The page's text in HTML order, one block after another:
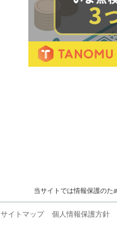
当サイトでは情報保護のた
サイトマップ 個人情報保護方針